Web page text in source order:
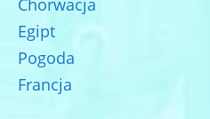
Chorwacja
Egipt
Pogoda
Francja